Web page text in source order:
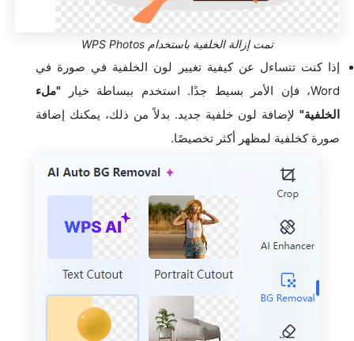
تمت إزالة الخلفية باستخدام WPS Photos
إذا كنت تتساءل عن كيفية تغيير لون الخلفية في صورة في
Word، فإن الأمر بسيط جدًا. استخدم ببساطة خيار
"ملء
الخلفية" لإضافة لون خلفية جديد. بدلاً من ذلك، يمكنك إضافة
صورة كخلفية لمظهر أكثر تخصيصًا.